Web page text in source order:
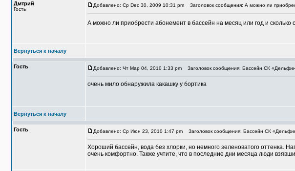
Дмтрий
Гость
Добавлено: Ср Dec 30, 2009 10:31 pm Заголовок сообщения: А можно ли
А можно ли приобрести абонемент в бассейн на месяц или год и сколько
Вернуться к началу
Гость Добавлено: Чт Мар 04, 2010 1:33 pm Заголовок сообщения: Бассейн СК
очень мило обнаружила какашку у бортика
Вернуться к началу
Гость Добавлено: Ср Июн 23, 2010 1:47 pm Заголовок сообщения: Бассейн СК
Хороший бассейн, вода без хлорки, но немного зеленоватого оттенка.
очень комфортно. Также учтите, что в последние дни месяца люди